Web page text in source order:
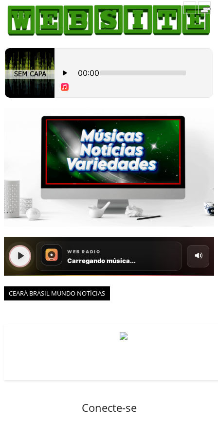
CEARÁ BRASIL MUNDO NOTÍCIAS
HOME
COMO ANUNCIAR
JORNAIS DO BRASIL
PODCAST/NOTÍCIAS
AS NOTÍCIAS DO DIA
CANAL 3CLIMAS
BLOGS & COLUNAS
AGÊNCIA DE NOTÍCIAS
CNN BRASIL
PORTAL CEARÁ
FOTOS
ÚLTIMAS POSTAGENS
BOAS NOTÍCIAS...VIRAM MANCHETE!
Todos
BLOGS & COLUNAS
CEARÁ BRASIL MUNDO 1
BRASIL DE FATO
Conecte-se